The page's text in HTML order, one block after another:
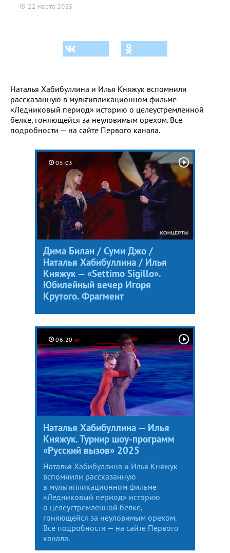
22 марта 2025
Наталья Хабибуллина и Илья Княжук вспомнили
рассказанную в мультипликационном фильме
«Ледниковый период» историю о целеустремленной
белке, гоняющейся за неуловимым орехом. Все
подробности — на сайте Первого канала.
05:03
Дима Билан / Суми Джо /
Наталья Хабибуллина / Илья
Княжук — «Settimo Sigillo».
Юбилейный вечер Игоря
Крутого. Фрагмент
06:20
Наталья Хабибуллина — Илья
Княжук. Турнир шоу-программ
«Русский вызов» 2025
Наталья Хабибуллина и Илья Княжук
вспомнили рассказанную
в мультипликационном фильме
«Ледниковый период» историю
о целеустремленной белке,
гоняющейся за неуловимым орехом.
Все подробности — на сайте Первого
канала.